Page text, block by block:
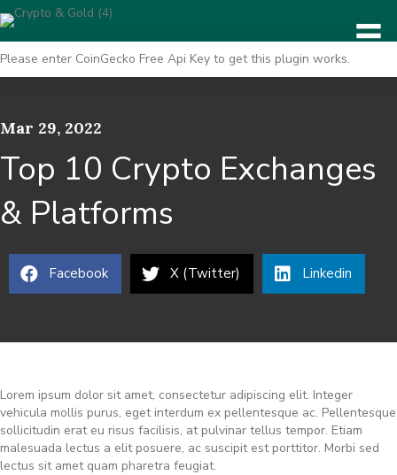
Please enter CoinGecko Free Api Key to get this plugin works.
Mar 29, 2022
Top 10 Crypto Exchanges
& Platforms
Facebook X (Twitter) Linkedin
Lorem ipsum dolor sit amet, consectetur adipiscing elit. Integer
vehicula mollis purus, eget interdum ex pellentesque ac. Pellentesque
sollicitudin erat eu risus facilisis, at pulvinar tellus tempor. Etiam
malesuada lectus a elit posuere, ac suscipit est porttitor. Morbi sed
lectus sit amet quam pharetra feugiat.